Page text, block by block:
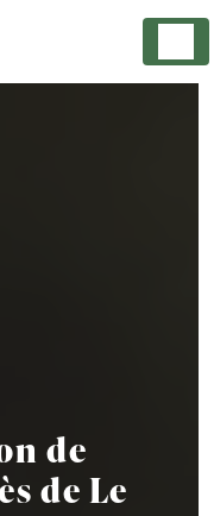
de
de Le